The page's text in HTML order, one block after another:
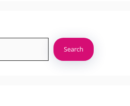
Search